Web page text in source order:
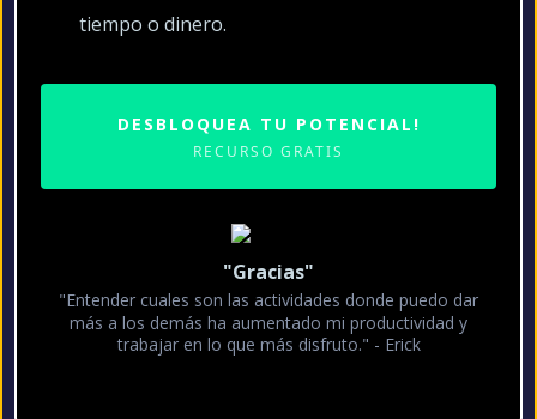
tiempo o dinero.
DESBLOQUEA TU POTENCIAL!
RECURSO GRATIS
"Gracias"
"Entender cuales son las actividades donde puedo dar
más a los demás ha aumentado mi productividad y
trabajar en lo que más disfruto." - Erick